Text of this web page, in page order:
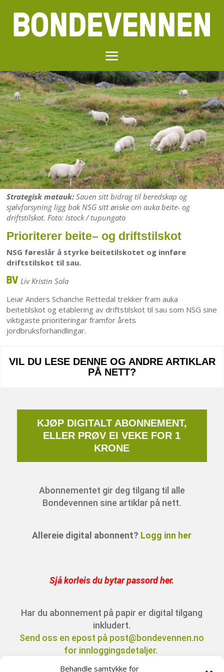
Behandle samtykke for
Strategisk matauk: Sauen sitt bidrag til beredskap og
sjølvforsyning ligg bak NSG sitt ønske om auka beite- og
driftstilskot. Foto: Istock / tupungato
Prioriterer beite– og driftstilskot
NSG føreslår å styrke beitetilskotet og innføre
driftstilskot til sau.
Liv Kristin Sola
Leiar Anders Schanche Rettedal trekker fram auka
beitetilskot og etablering av driftstilskot til sau som NSG sine
viktigaste prioriteringar framfor årets
jordbruksforhandlingar.
VIL DU LESE DENNE OG ANDRE ARTIKLAR
PÅ NETT?
KJØP DIGITALT ABONNEMENT,
ELLER PRØV EI VEKE FOR 1
KRONE
Abonnementet gir deg tilgang til alle
Bondevennen sine artiklar på nett.
Allereie digital abonnent? Logg inn her
Sjå korleis du bytar passord her.
Har du abonnement på papir er digital tilgang
inkludert.
Send oss en epost på post@bondevennen.no
for innloggingsdetaljer.